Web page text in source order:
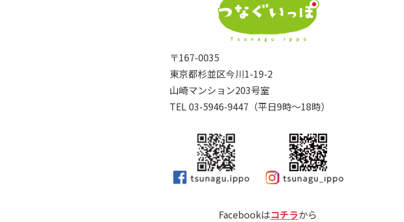
〒167-0035
東京都杉並区今川1-19-2
山崎マンション203号室
TEL 03-5946-9447（平日9時～18時）
Facebookはコチラから